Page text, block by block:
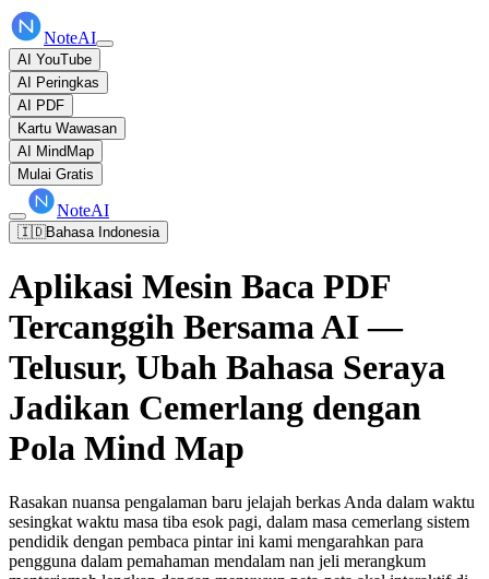
NoteAI
AI YouTube
AI Peringkas
AI PDF
Kartu Wawasan
AI MindMap
Mulai Gratis
NoteAI
🇮🇩Bahasa Indonesia
Aplikasi Mesin Baca PDF
Tercanggih Bersama AI —
Telusur, Ubah Bahasa Seraya
Jadikan Cemerlang dengan
Pola Mind Map
Rasakan nuansa pengalaman baru jelajah berkas Anda dalam waktu
sesingkat waktu masa tiba esok pagi, dalam masa cemerlang sistem
pendidik dengan pembaca pintar ini kami mengarahkan para
pengguna dalam pemahaman mendalam nan jeli merangkum